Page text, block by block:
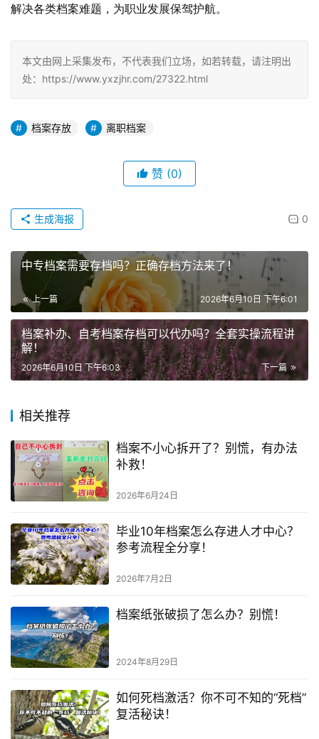
解决各类档案难题，为职业发展保驾护航。
本文由网上采集发布，不代表我们立场，如若转载，请注明出
处：https://www.yxzjhr.com/27322.html
档案存放 离职档案
赞 (0)
0
生成海报
中专档案需要存档吗？正确存档方法来了！
上一篇 2026年6月10日 下午6:01
档案补办、自考档案存档可以代办吗？全套实操流程讲
解！
下一篇
2026年6月10日 下午6:03
相关推荐
档案不小心拆开了？别慌，有办法
补救！
2026年6月24日
毕业10年档案怎么存进人才中心？
参考流程全分享！
2026年7月2日
档案纸张破损了怎么办？别慌！
2024年8月29日
如何死档激活？你不可不知的“死档”
复活秘诀！